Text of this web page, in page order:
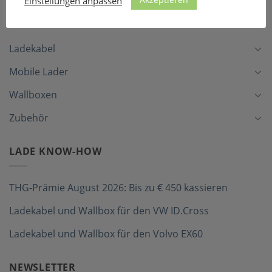
Ladekabel
Mobile Lader
Wallboxen
Zubehör
LADE KNOW-HOW
THG-Prämie August 2026: Bis zu € 450 kassieren
Ladekabel und Wallbox für den VW ID.Cross
Ladekabel und Wallbox für den Volvo EX60
NEWSLETTER